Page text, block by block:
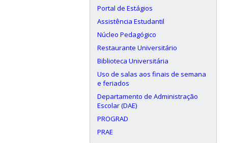
Portal de Estágios
Assistência Estudantil
Núcleo Pedagógico
Restaurante Universitário
Biblioteca Universitária
Uso de salas aos finais de semana
e feriados
Departamento de Administração
Escolar (DAE)
PROGRAD
PRAE